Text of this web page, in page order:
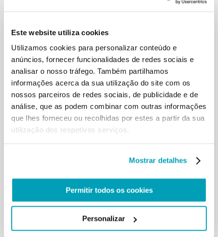
Este website utiliza cookies
Utilizamos cookies para personalizar conteúdo e
anúncios, fornecer funcionalidades de redes sociais e
analisar o nosso tráfego. Também partilhamos
informações acerca da sua utilização do site com os
nossos parceiros de redes sociais, de publicidade e de
análise, que as podem combinar com outras informações
que lhes forneceu ou recolhidas por estes a partir da sua
utilização dos respetivos serviços.
Mostrar detalhes
Permitir todos os cookies
Personalizar
procura de alimento, trabalho, casa e paz. A
doença, nas suas várias formas, é um
motivo permanente de aflição que requer ajuda,
consolação e apoio. Os
estabelecimentos prisionais são lugares onde
muitas vezes, à pena restritiva da
liberdade, se juntam transtornos por vezes graves
devido às condições desumanas
de vida. O analfabetismo ainda é muito difuso,
impedindo aos meninos e meninas
individualismo exacerbado, sobretudo no Ocidente,
solidariedade e responsabilidade para com os
outros. O próprio Deus continua a ser
hoje um desconhecido para muitos; isto constitui a
obstáculo para o reconhecimento da dignidade
inviolável da vida humana. […]